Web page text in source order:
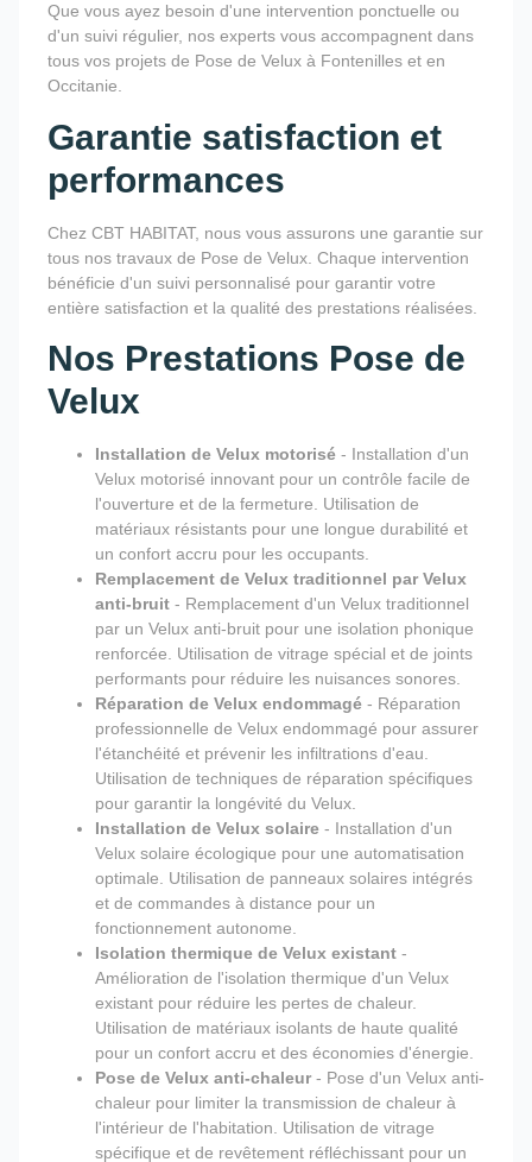
Que vous ayez besoin d'une intervention ponctuelle ou
d'un suivi régulier, nos experts vous accompagnent dans
tous vos projets de Pose de Velux à Fontenilles et en
Occitanie.
Garantie satisfaction et
performances
Chez CBT HABITAT, nous vous assurons une garantie sur
tous nos travaux de Pose de Velux. Chaque intervention
bénéficie d'un suivi personnalisé pour garantir votre
entière satisfaction et la qualité des prestations réalisées.
Nos Prestations Pose de
Velux
Installation de Velux motorisé - Installation d'un
Velux motorisé innovant pour un contrôle facile de
l'ouverture et de la fermeture. Utilisation de
matériaux résistants pour une longue durabilité et
un confort accru pour les occupants.
Remplacement de Velux traditionnel par Velux
anti-bruit - Remplacement d'un Velux traditionnel
par un Velux anti-bruit pour une isolation phonique
renforcée. Utilisation de vitrage spécial et de joints
performants pour réduire les nuisances sonores.
Réparation de Velux endommagé - Réparation
professionnelle de Velux endommagé pour assurer
l'étanchéité et prévenir les infiltrations d'eau.
Utilisation de techniques de réparation spécifiques
pour garantir la longévité du Velux.
Installation de Velux solaire - Installation d'un
Velux solaire écologique pour une automatisation
optimale. Utilisation de panneaux solaires intégrés
et de commandes à distance pour un
fonctionnement autonome.
Isolation thermique de Velux existant -
Amélioration de l'isolation thermique d'un Velux
existant pour réduire les pertes de chaleur.
Utilisation de matériaux isolants de haute qualité
pour un confort accru et des économies d'énergie.
Pose de Velux anti-chaleur- Pose d'un Velux anti-
chaleur pour limiter la transmission de chaleur à
l'intérieur de l'habitation. Utilisation de vitrage
spécifique et de revêtement réfléchissant pour un